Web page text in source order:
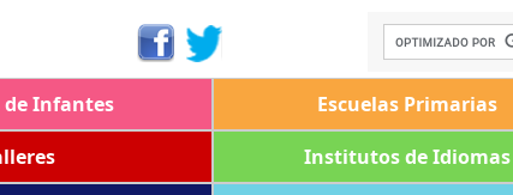
de Infantes Escuelas Primarias
Institutos de Idiomas